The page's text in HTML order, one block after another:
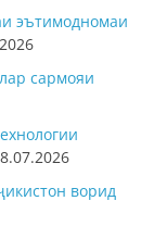
эътимодномаи
сармояи
ворид